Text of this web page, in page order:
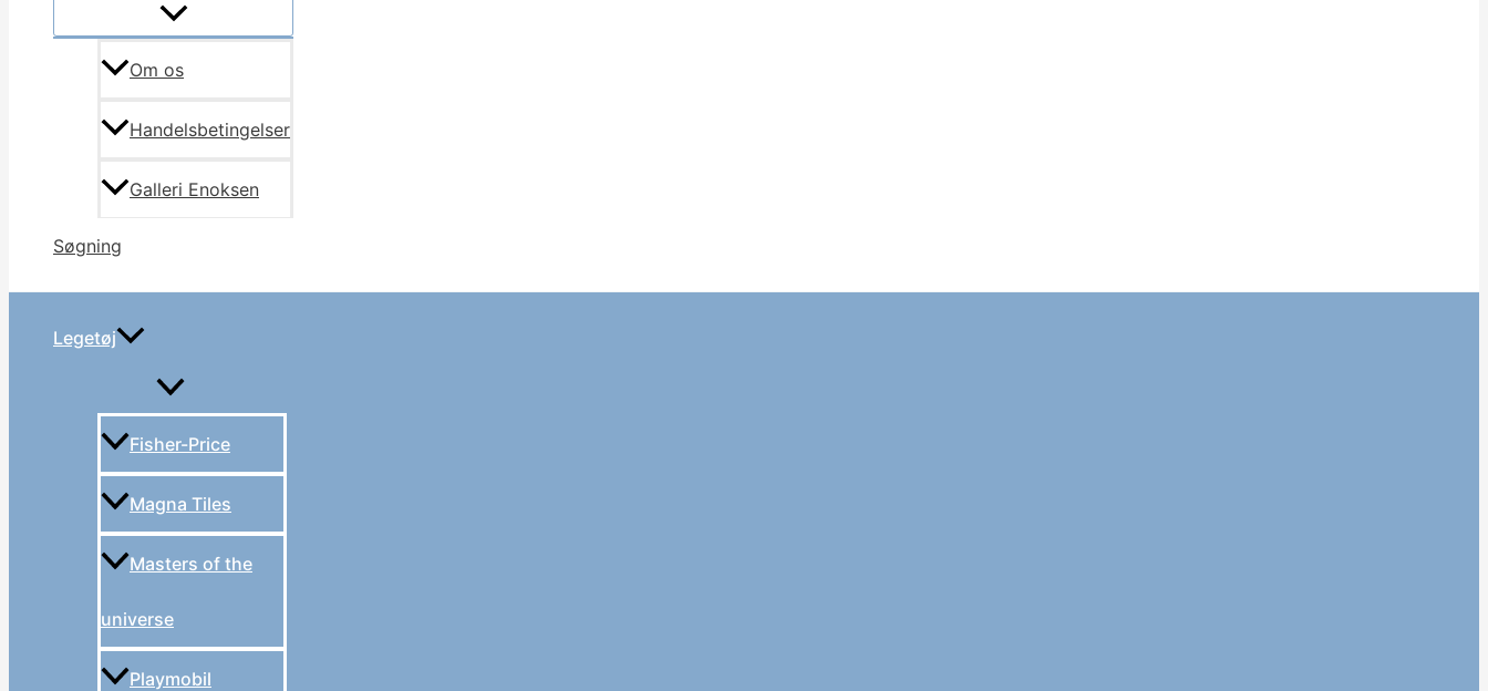
Om os
Handelsbetingelser
Galleri Enoksen
Søgning
Legetøj
Fisher-Price
Magna Tiles
Masters of the
universe
Playmobil